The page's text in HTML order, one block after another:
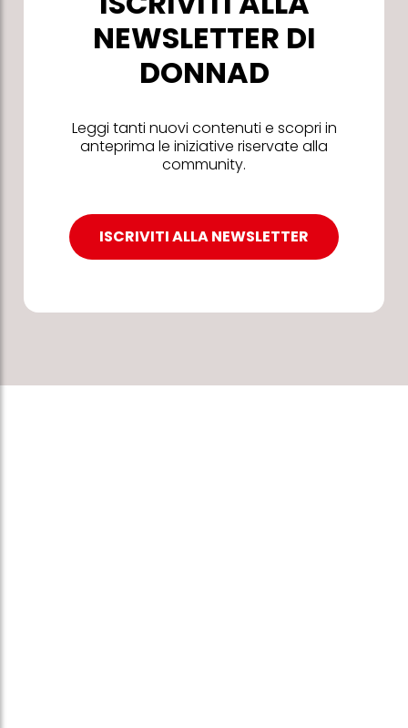
NEWSLETTER DI
DONNAD
Leggi tanti nuovi contenuti e scopri in
anteprima le iniziative riservate alla
community.
ISCRIVITI ALLA NEWSLETTER